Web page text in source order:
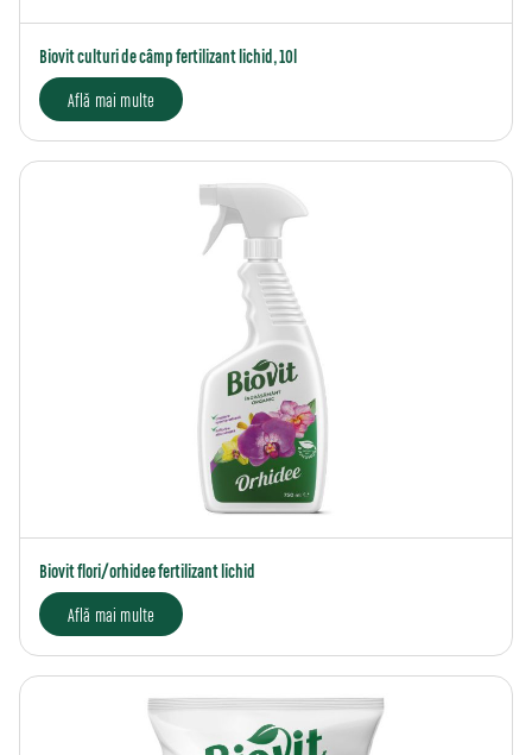
Biovit culturi de câmp fertilizant lichid, 10l
Află mai multe
Biovit flori/orhidee fertilizant lichid
Află mai multe